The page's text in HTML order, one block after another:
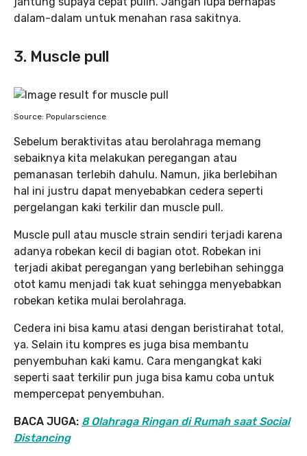
dalam-dalam untuk menahan rasa sakitnya.
3. Muscle pull
Source: Popularscience
Sebelum beraktivitas atau berolahraga memang
sebaiknya kita melakukan peregangan atau
pemanasan terlebih dahulu. Namun, jika berlebihan
hal ini justru dapat menyebabkan cedera seperti
pergelangan kaki terkilir dan muscle pull.
Muscle pull atau muscle strain sendiri terjadi karena
adanya robekan kecil di bagian otot. Robekan ini
terjadi akibat peregangan yang berlebihan sehingga
otot kamu menjadi tak kuat sehingga menyebabkan
robekan ketika mulai berolahraga.
Cedera ini bisa kamu atasi dengan beristirahat total,
ya. Selain itu kompres es juga bisa membantu
penyembuhan kaki kamu. Cara mengangkat kaki
seperti saat terkilir pun juga bisa kamu coba untuk
mempercepat penyembuhan.
BACA JUGA: 8 Olahraga Ringan di Rumah saat Social
Distancing